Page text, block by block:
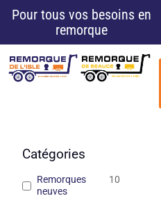
Pour tous vos besoins en
remorque
Catégories
Remorques
neuves
10